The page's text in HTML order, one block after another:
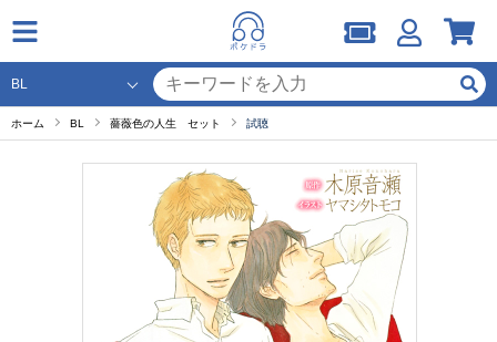
ホーム BL 薔薇色の人生 セット 試聴